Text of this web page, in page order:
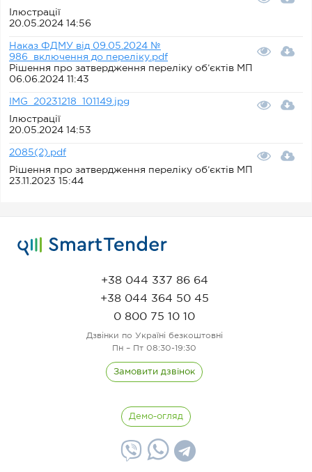
Ілюстрації
20.05.2024 14:56
Наказ ФДМУ від 09.05.2024 №
986_включення до переліку.pdf
Рішення про затвердження переліку об’єктів МП
06.06.2024 11:43
IMG_20231218_101149.jpg
Ілюстрації
20.05.2024 14:53
2085(2).pdf
Рішення про затвердження переліку об’єктів МП
23.11.2023 15:44
+38 044 337 86 64
+38 044 364 50 45
0 800 75 10 10
Дзвінки по Україні безкоштовні
Пн – Пт 08:30-19:30
Замовити дзвінок
Демо-огляд